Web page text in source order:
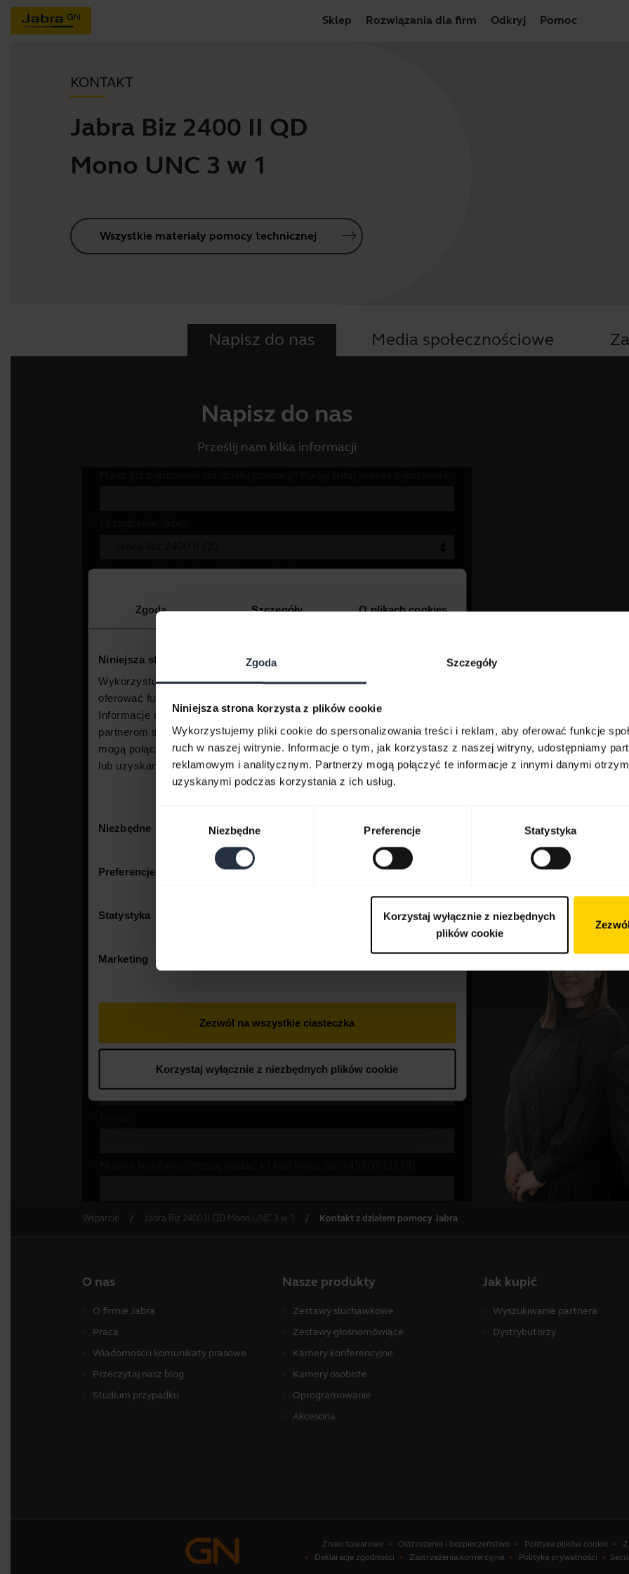
Zgoda Szczegóły
Niniejsza strona korzysta z plików cookie
Wykorzystujemy pliki cookie do spersonalizowania treści i reklam, aby oferować funkcje
ruch w naszej witrynie. Informacje o tym, jak korzystasz z naszej witryny, udostępniamy
reklamowym i analitycznym. Partnerzy mogą połączyć te informacje z innymi danymi
uzyskanymi podczas korzystania z ich usług.
Niezbędne Preferencje Statystyka
Korzystaj wyłącznie z niezbędnych
plików cookie
Sklep Rozwiązania dla firm Odkryj Pomoc
KONTAKT
Jabra Biz 2400 II QD
Mono UNC 3 w 1
Wszystkie materiały pomocy technicznej
Napisz do nas Media społecznościowe
Napisz do nas
Prześlij nam kilka informacji
Wsparcie Jabra Biz 2400 II QD Mono UNC 3 w 1 Kontakt z działem pomocy Jabra
O nas
O firmie Jabra
Praca
Wiadomości i komunikaty prasowe
Przeczytaj nasz blog
Studium przypadku
Nasze produkty
Zestawy słuchawkowe
Zestawy głośnomówiące
Kamery konferencyjne
Kamery osobiste
Oprogramowanie
Akcesoria
Jak kupić
Wyszukiwanie partnera
Dystrybutorzy
Znaki towarowe Ostrzeżenie i bezpieczeństwo Polityka plików cookie
Deklaracje zgodności
Zastrzeżenia komercyjne Polityka prywatności